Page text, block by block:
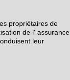
propriétaires de
de l' assurance
leur